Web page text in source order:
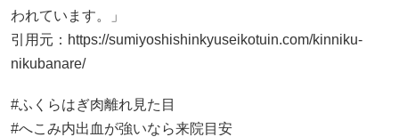
われています。」
引用元： https://sumiyoshishinkyuseikotuin.com/kinniku-
nikubanare/
#ふくらはぎ肉離れ見た目
#へこみ内出血が強いなら来院目安